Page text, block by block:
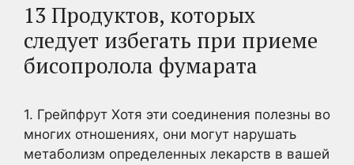
13 Продуктов, которых
следует избегать при приеме
бисопролола фумарата
1. Грейпфрут Хотя эти соединения полезны во
многих отношениях, они могут нарушать
метаболизм определенных лекарств в вашей